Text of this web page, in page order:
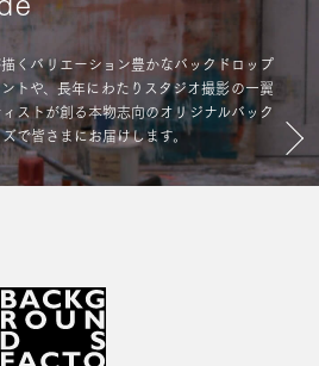
くバリエーション豊かなバックドロップ
トや、長年にわたりスタジオ撮影の一翼
ストが創る本物志向のオリジナルバック
で皆さまにお届けします。